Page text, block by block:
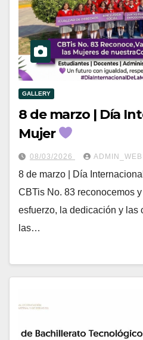
GALLERY
8 de marzo | Día
Mujer
08/03/2026 ADMIN_WEB
8 de marzo | Día
CBTis No. 83 reconocemos
esfuerzo, la dedicación y las
las…